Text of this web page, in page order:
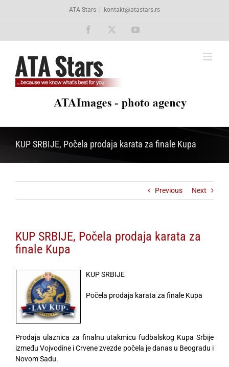
ATA Stars kontakt@atastars.rs
Facebook YouTube
KUP SRBIJE, Počela prodaja karata za finale Kupa
Previous Next
KUP SRBIJE, Počela prodaja karata za
finale Kupa
KUP SRBIJE
Počela prodaja karata za finale Kupa
Prodaja ulaznica za finalnu utakmicu fudbalskog Kupa Srbije
između Vojvodine i Crvene zvezde počela je danas u Beogradu i
Novom Sadu.